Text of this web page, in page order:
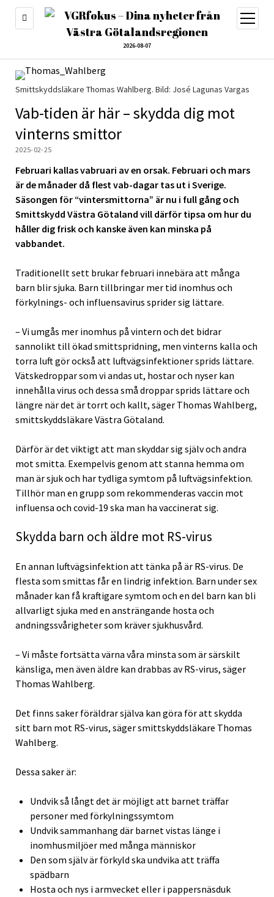
2026-08-07
öppna
meny
Smittskyddsläkare Thomas Wahlberg. Bild: José Lagunas Vargas
Vab-tiden är här – skydda dig mot
vinterns smittor
2025-02-25
Februari kallas vabruari av en orsak. Februari och mars
är de månader då flest vab-dagar tas ut i Sverige.
Säsongen för “vintersmittorna” är nu i full gång och
Smittskydd Västra Götaland vill därför tipsa om hur du
håller dig frisk och kanske även kan minska på
vabbandet.
Traditionellt sett brukar februari innebära att många
barn blir sjuka. Barn tillbringar mer tid inomhus och
förkylnings- och influensavirus sprider sig lättare.
– Vi umgås mer inomhus på vintern och det bidrar
sannolikt till ökad smittspridning, men vinterns kalla och
torra luft gör också att luftvägsinfektioner sprids lättare.
Vätskedroppar som vi andas ut, hostar och nyser kan
innehålla virus och dessa små droppar sprids lättare och
längre när det är torrt och kallt, säger Thomas Wahlberg,
smittskyddsläkare Västra Götaland.
Därför är det viktigt att man skyddar sig själv och andra
mot smitta. Exempelvis genom att stanna hemma om
man är sjuk och har tydliga symtom på luftvägsinfektion.
Tillhör man en grupp som rekommenderas vaccin mot
influensa och covid-19 ska man ha vaccinerat sig.
Skydda barn och äldre mot RS-virus
En annan luftvägsinfektion att tänka på är RS-virus. De
flesta som smittas får en lindrig infektion. Barn under sex
månader kan få kraftigare symtom och en del barn kan bli
allvarligt sjuka med en ansträngande hosta och
andningssvårigheter som kräver sjukhusvård.
– Vi måste fortsätta värna våra minsta som är särskilt
känsliga, men även äldre kan drabbas av RS-virus, säger
Thomas Wahlberg.
Det finns saker föräldrar själva kan göra för att skydda
sitt barn mot RS-virus, säger smittskyddsläkare Thomas
Wahlberg.
Dessa saker är:
Undvik så långt det är möjligt att barnet träffar
personer med förkylningssymtom
Undvik sammanhang där barnet vistas länge i
inomhusmiljöer med många människor
Den som själv är förkyld ska undvika att träffa
spädbarn
Hosta och nys i armvecket eller i pappersnäsduk